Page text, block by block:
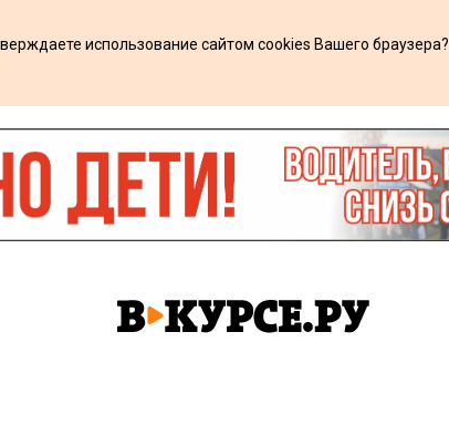
использование сайтом cookies Вашего браузера?